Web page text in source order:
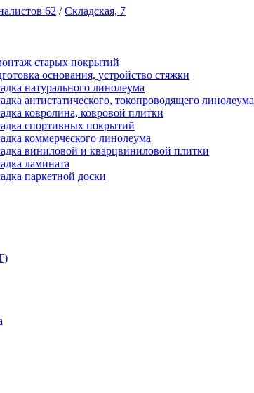
62 /Складская, 7
старых покрытий
основания, устройство стяжки
натурального линолеума
антистатического, токопроводящего линолеума
ковролина, ковровой плитки
спортивных покрытий
коммерческого линолеума
виниловой и кварцвиниловой плитки
ламината
паркетной доски